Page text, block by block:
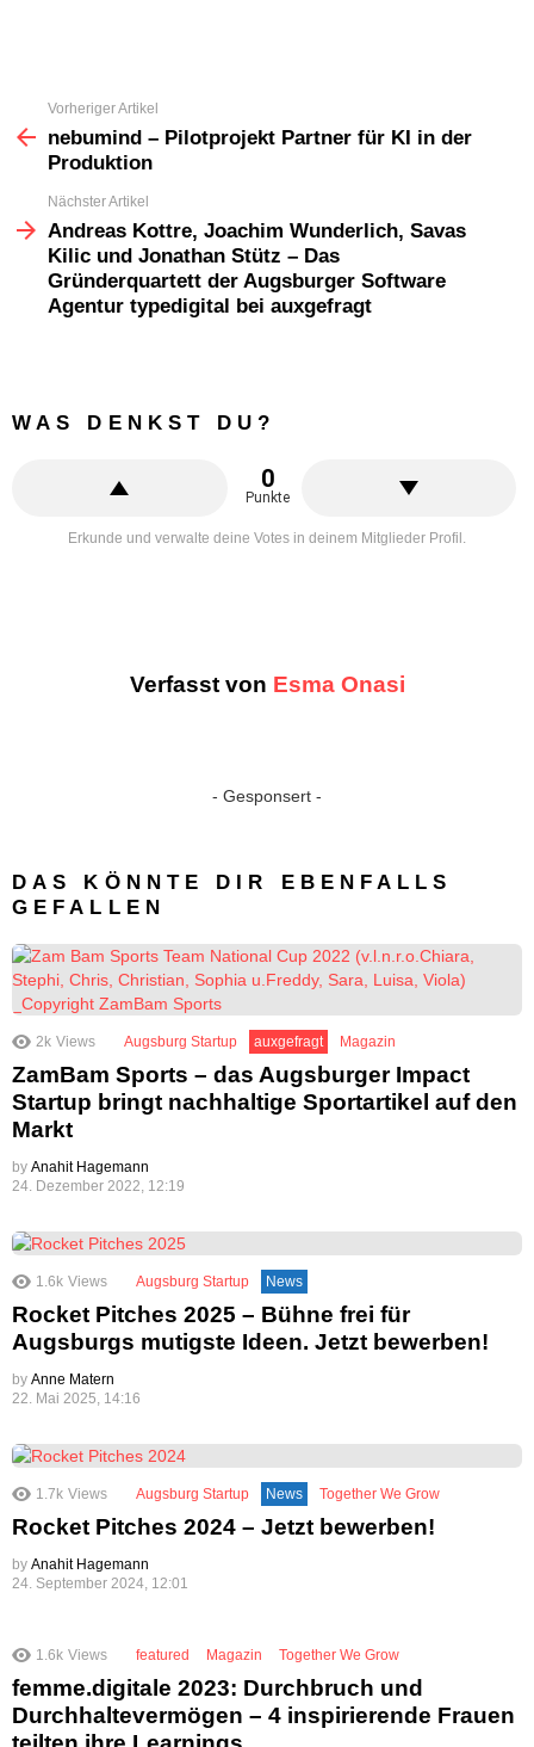
more
Vorheriger Artikel
nebumind – Pilotprojekt Partner für KI in der
Produktion
Nächster Artikel
Andreas Kottre, Joachim Wunderlich, Savas
Kilic und Jonathan Stütz – Das
Gründerquartett der Augsburger Software
Agentur typedigital bei auxgefragt
WAS DENKST DU?
0
Punkte
Erkunde und verwalte deine Votes in deinem Mitglieder Profil.
Verfasst von Esma Onasi
- Gesponsert -
DAS KÖNNTE DIR EBENFALLS
GEFALLEN
2k Views Augsburg Startup auxgefragt Magazin
ZamBam Sports – das Augsburger Impact
Startup bringt nachhaltige Sportartikel auf den
Markt
by Anahit Hagemann
24. Dezember 2022, 12:19
1.6k Views Augsburg Startup News
Rocket Pitches 2025 – Bühne frei für
Augsburgs mutigste Ideen. Jetzt bewerben!
by Anne Matern
22. Mai 2025, 14:16
1.7k Views Augsburg Startup News Together We Grow
Rocket Pitches 2024 – Jetzt bewerben!
by Anahit Hagemann
24. September 2024, 12:01
1.6k Views featured Magazin Together We Grow
femme.digitale 2023: Durchbruch und
Durchhaltevermögen – 4 inspirierende Frauen